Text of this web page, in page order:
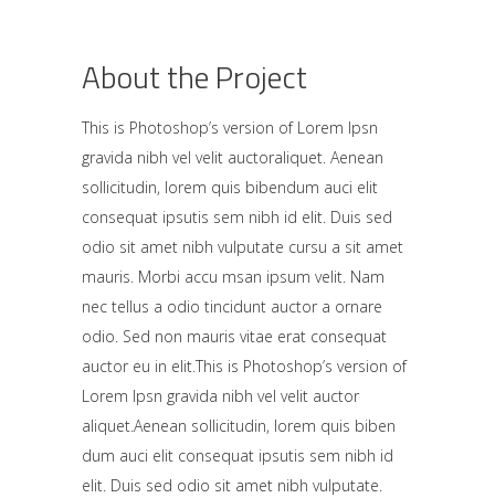
About the Project
This is Photoshop’s version of Lorem Ipsn
gravida nibh vel velit auctoraliquet. Aenean
sollicitudin, lorem quis bibendum auci elit
consequat ipsutis sem nibh id elit. Duis sed
odio sit amet nibh vulputate cursu a sit amet
mauris. Morbi accu msan ipsum velit. Nam
nec tellus a odio tincidunt auctor a ornare
odio. Sed non mauris vitae erat consequat
auctor eu in elit.This is Photoshop’s version of
Lorem Ipsn gravida nibh vel velit auctor
aliquet.Aenean sollicitudin, lorem quis biben
dum auci elit consequat ipsutis sem nibh id
elit. Duis sed odio sit amet nibh vulputate.